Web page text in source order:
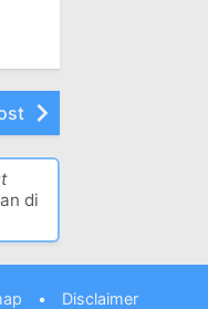
di
• Disclaimer